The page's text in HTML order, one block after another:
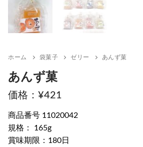
ホーム 袋菓子 ゼリー あんず菓
あんず菓
¥421
商品番号 11020042
規格： 165g
賞味期限：180日